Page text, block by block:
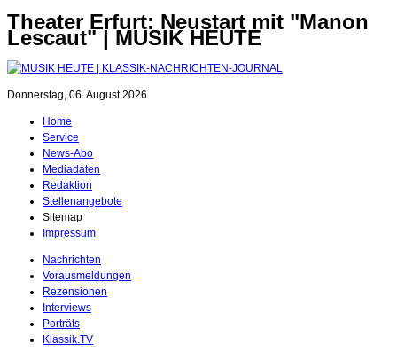
Theater Erfurt: Neustart mit "Manon
Lescaut" | MUSIK HEUTE
Donnerstag, 06. August 2026
Home
Service
News-Abo
Mediadaten
Redaktion
Stellenangebote
Sitemap
Impressum
Nachrichten
Vorausmeldungen
Rezensionen
Interviews
Porträts
Klassik.TV